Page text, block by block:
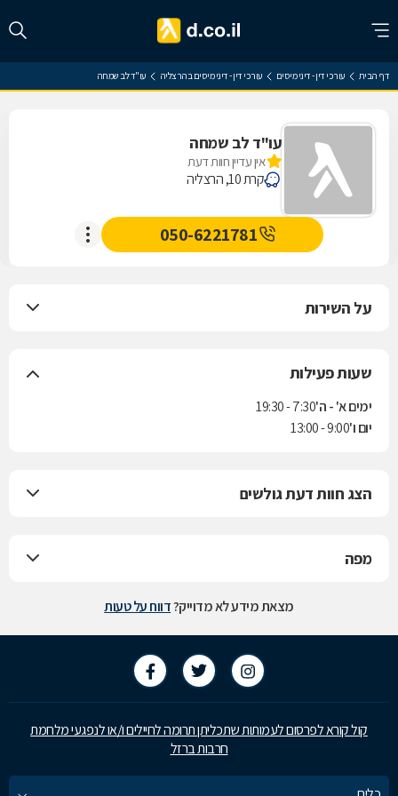
דף הבית עורכי דין - דיני מיסים עורכי דין - דיני מיסים בהרצליה עו"ד לב שמחה
עו"ד לב שמחה
אין עדיין חוות דעת
קרת 10, הרצליה
050-6221781
על השירות
שעות פעילות
ימים א' - ה'7:30 - 19:30
יום ו'9:00 - 13:00
הצג חוות דעת גולשים
מפה
מצאת מידע לא מדוייק?דווח על טעות
קול קורא לפרסום לעמותות שתכליתן תרומה לחיילים ו/או לנפגעי מלחמת
חרבות ברזל